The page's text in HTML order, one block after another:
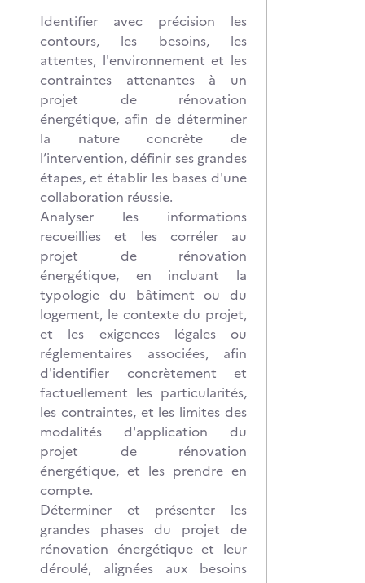
Identifier avec précision les
contours, les besoins, les
attentes, l'environnement et les
contraintes attenantes à un
projet de rénovation
énergétique, afin de déterminer
la nature concrète de
l’intervention, définir ses grandes
étapes, et établir les bases d'une
collaboration réussie.
Analyser les informations
recueillies et les corréler au
projet de rénovation
énergétique, en incluant la
typologie du bâtiment ou du
logement, le contexte du projet,
et les exigences légales ou
réglementaires associées, afin
d'identifier concrètement et
factuellement les particularités,
les contraintes, et les limites des
modalités d'application du
projet de rénovation
énergétique, et les prendre en
compte.
Déterminer et présenter les
grandes phases du projet de
rénovation énergétique et leur
déroulé, alignées aux besoins